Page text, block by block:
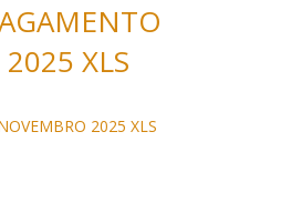
XLS
2025 XLS